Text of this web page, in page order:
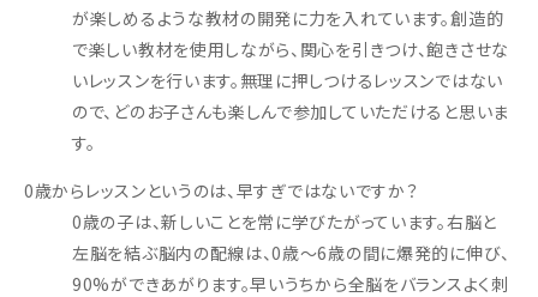
が楽しめるような教材の開発に力を入れています。創造的
で楽しい教材を使用しながら、関心を引きつけ、飽きさせな
いレッスンを行います。無理に押しつけるレッスンではない
ので、どのお子さんも楽しんで参加していただけると思いま
す。
0歳からレッスンというのは、早すぎではないですか？
0歳の子は、新しいことを常に学びたがっています。右脳と
左脳を結ぶ脳内の配線は、0歳〜6歳の間に爆発的に伸び、
90%ができあがります。早いうちから全脳をバランスよく刺